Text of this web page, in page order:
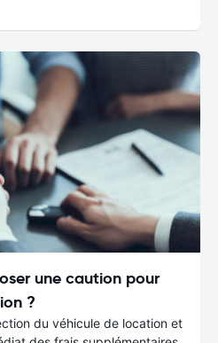
une caution pour
?
du véhicule de location et